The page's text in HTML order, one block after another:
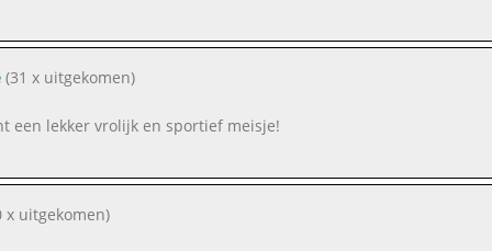
(31 x uitgekomen)
een lekker vrolijk en sportief meisje!
x uitgekomen)